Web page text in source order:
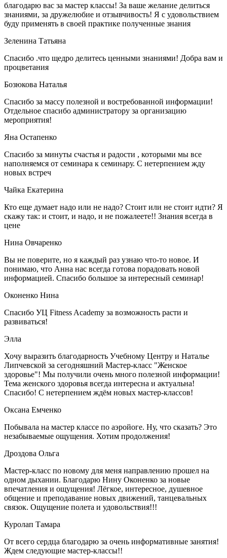
благодарю вас за мастер классы! За ваше желание делиться
знаниями, за дружелюбие и отзывчивость! Я с удовольствием
буду применять в своей практике полученные знания
Зеленина Татьяна
Спасибо .что щедро делитесь ценными знаниями! Добра вам и
процветания
Бозюкова Наталья
Спасибо за массу полезной и востребованной информации!
Отдельное спасибо администратору за организацию
мероприятия!
Яна Остапенко
Спасибо за минуты счастья и радости , которыми мы все
наполняемся от семинара к семинару. С нетерпением жду
новых встреч
Чайка Екатерина
Кто еще думает надо или не надо? Стоит или не стоит идти? Я
скажу так: и стоит, и надо, и не пожалеете!! Знания всегда в
цене
Нина Овчаренко
Вы не поверите, но я каждый раз узнаю что-то новое. И
понимаю, что Анна нас всегда готова порадовать новой
информацией. Спасибо большое за интересный семинар!
Оконенко Нина
Спасибо УЦ Fitness Academy за возможность расти и
развиваться!
Элла
Хочу выразить благодарность Учебному Центру и Наталье
Липчевской за сегодняшний Мастер-класс "Женское
здоровье"! Мы получили очень много полезной информации!
Тема женского здоровья всегда интересна и актуальна!
Спасибо! С нетерпением ждём новых мастер-классов!
Оксана Емченко
Побывала на мастер классе по аэройоге. Ну, что сказать? Это
незабываемые ощущения. Хотим продолжения!
Дроздова Ольга
Мастер-класс по новому для меня направлению прошел на
одном дыхании. Благодарю Нину Оконенко за новые
впечатления и ощущения! Лёгкое, интересное, душевное
общение и преподавание новых движений, танцевальных
связок. Ощущение полета и удовольствия!!!
Куролап Тамара
От всего сердца благодарю за очень информативные занятия!
Ждем следующие мастер-классы!!